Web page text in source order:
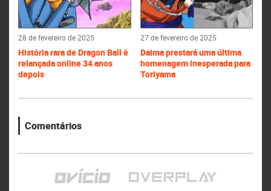
28 de fevereiro de 2025
História rara de Dragon Ball é
relançada online 34 anos
depois
27 de fevereiro de 2025
Daima prestará uma última
homenagem inesperada para
Toriyama
Comentários